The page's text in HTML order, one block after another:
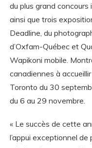
du plus grand
ainsi que trois
Deadline, du
d’Oxfam-Québec et
Wapikoni mobile.
canadiennes à
Toronto du 30
du 6 au 29 novembre.
« Le succès de cette
l’appui exceptionnel